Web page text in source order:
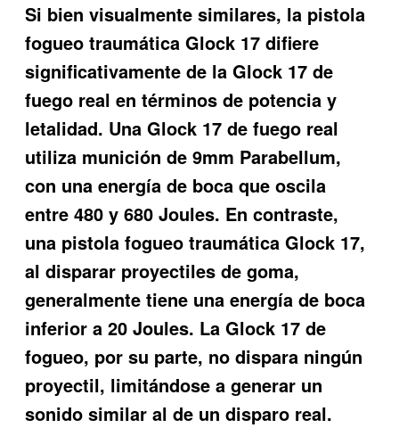
Si bien visualmente similares, la pistola
fogueo traumática Glock 17 difiere
significativamente de la Glock 17 de
fuego real en términos de potencia y
letalidad. Una Glock 17 de fuego real
utiliza munición de 9mm Parabellum,
con una energía de boca que oscila
entre 480 y 680 Joules. En contraste,
una pistola fogueo traumática Glock 17,
al disparar proyectiles de goma,
generalmente tiene una energía de boca
inferior a 20 Joules. La Glock 17 de
fogueo, por su parte, no dispara ningún
proyectil, limitándose a generar un
sonido similar al de un disparo real.